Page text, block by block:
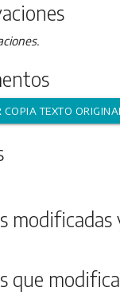
COPIA TEXTO ORIGINAL
que